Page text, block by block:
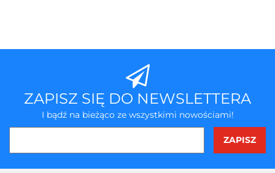
ZAPISZ SIĘ DO NEWSLETTERA
I bądź na bieżąco ze wszystkimi nowościami!